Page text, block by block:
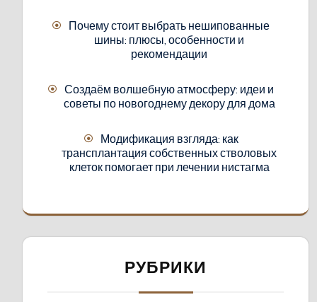
Почему стоит выбрать нешипованные
шины: плюсы, особенности и
рекомендации
Создаём волшебную атмосферу: идеи и
советы по новогоднему декору для дома
Модификация взгляда: как
трансплантация собственных стволовых
клеток помогает при лечении нистагма
РУБРИКИ